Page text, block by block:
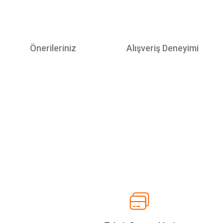
Önerileriniz Alışveriş Deneyimi